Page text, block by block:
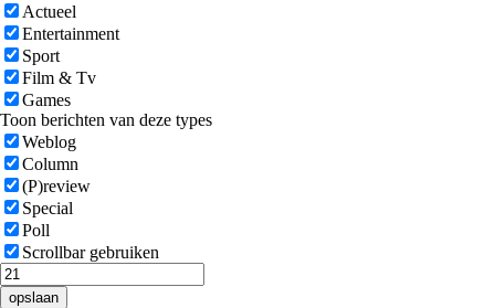
Actueel
Entertainment
Sport
Film & Tv
Games
Toon berichten van deze types
Weblog
Column
(P)review
Special
Poll
Scrollbar gebruiken
opslaan